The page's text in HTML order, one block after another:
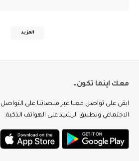
المزيد
معك اينما تكون..
ابقى على تواصل معنا عبر منصاتنا على التواصل
الاجتماعي وتطبيق الرشيد على الهواتف الذكية.